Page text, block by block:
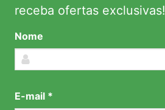
receba ofertas exclusivas!
Nome
E-mail *